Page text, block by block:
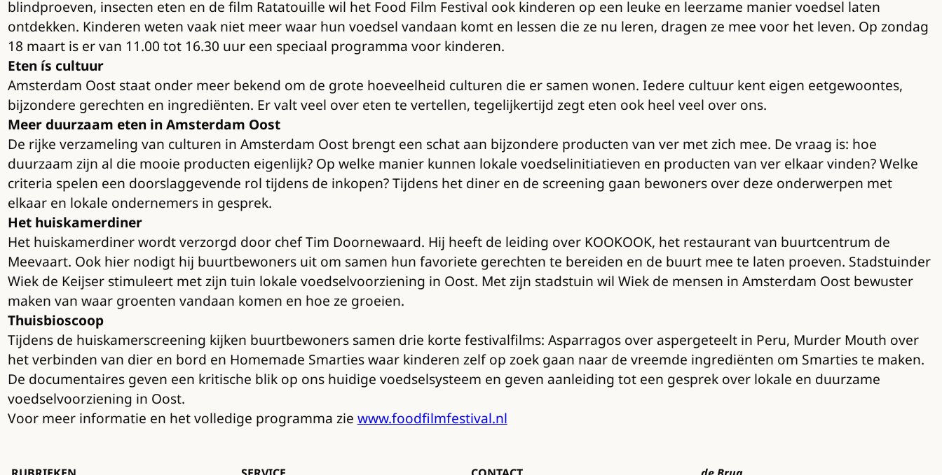
blindproeven, insecten eten en de film Ratatouille wil het Food Film Festival ook kinderen op een leuke en leerzame manier voedsel laten
ontdekken. Kinderen weten vaak niet meer waar hun voedsel vandaan komt en lessen die ze nu leren, dragen ze mee voor het leven. Op zondag
18 maart is er van 11.00 tot 16.30 uur een speciaal programma voor kinderen.
Eten ís cultuur
Amsterdam Oost staat onder meer bekend om de grote hoeveelheid culturen die er samen wonen. Iedere cultuur kent eigen eetgewoontes,
bijzondere gerechten en ingrediënten. Er valt veel over eten te vertellen, tegelijkertijd zegt eten ook heel veel over ons.
Meer duurzaam eten in Amsterdam Oost
De rijke verzameling van culturen in Amsterdam Oost brengt een schat aan bijzondere producten van ver met zich mee. De vraag is: hoe
duurzaam zijn al die mooie producten eigenlijk? Op welke manier kunnen lokale voedselinitiatieven en producten van ver elkaar vinden? Welke
criteria spelen een doorslaggevende rol tijdens de inkopen? Tijdens het diner en de screening gaan bewoners over deze onderwerpen met
elkaar en lokale ondernemers in gesprek.
Het huiskamerdiner
Het huiskamerdiner wordt verzorgd door chef Tim Doornewaard. Hij heeft de leiding over KOOKOOK, het restaurant van buurtcentrum de
Meevaart. Ook hier nodigt hij buurtbewoners uit om samen hun favoriete gerechten te bereiden en de buurt mee te laten proeven. Stadstuinder
Wiek de Keijser stimuleert met zijn tuin lokale voedselvoorziening in Oost. Met zijn stadstuin wil Wiek de mensen in Amsterdam Oost bewuster
maken van waar groenten vandaan komen en hoe ze groeien.
Thuisbioscoop
Tijdens de huiskamerscreening kijken buurtbewoners samen drie korte festivalfilms: Asparragos over aspergeteelt in Peru, Murder Mouth over
het verbinden van dier en bord en Homemade Smarties waar kinderen zelf op zoek gaan naar de vreemde ingrediënten om Smarties te maken.
De documentaires geven een kritische blik op ons huidige voedselsysteem en geven aanleiding tot een gesprek over lokale en duurzame
voedselvoorziening in Oost.
Voor meer informatie en het volledige programma zie www.foodfilmfestival.nl